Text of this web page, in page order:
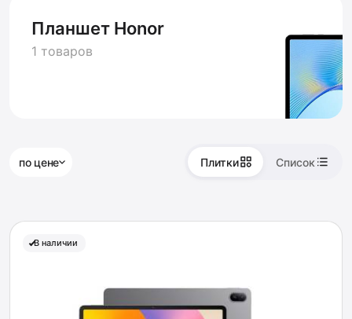
Планшет Honor
1 товаров
по цене Плитки Список
В наличии